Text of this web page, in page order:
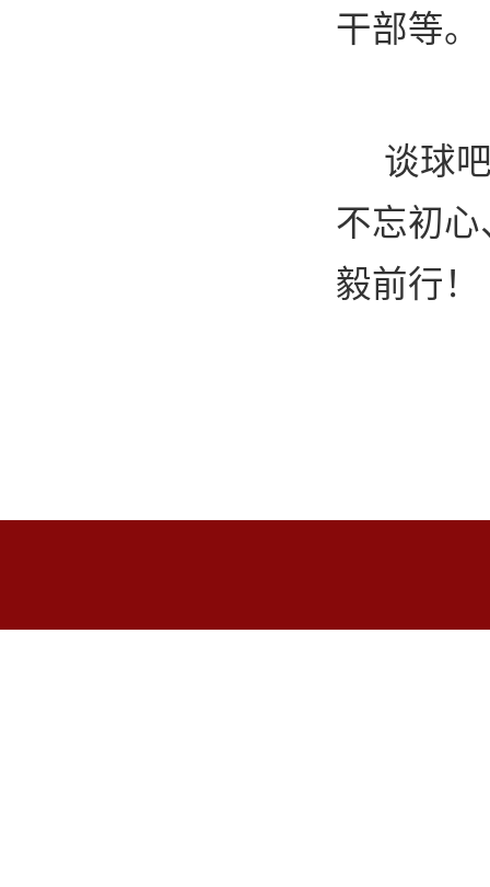
干部等。
谈球
不忘初
毅前行！